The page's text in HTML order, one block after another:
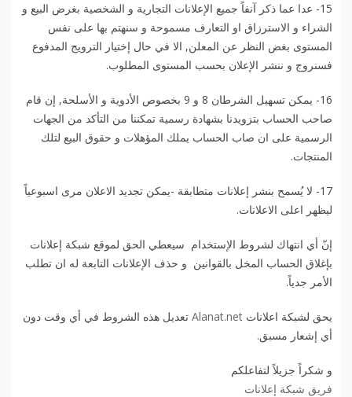
15- عدا عما ذكر آنفاً جميع الإعلانات التجارية و الشخصية بغرض البيع و
الشراء و الاسترزاق او التعارف مسموحة و سنهتم بها على نفس
المستوى بغض النظر عن المعلن, الا في حال إختيار الترويج المدفوع
فسنروج و ننشر الإعلان بحسب المستوى المطلوب.
16- يمكن تسهيل الشرطان 8 و 9 بخصوص الأدوية و الأسلحة, إن قام
صاحب الحساب بتزويدنا بشهادة رسمية تمكننا من التأكد من الجهات
الرسمية على ان صاب الحساب يملك المؤهلات و حقوق البيع لتلك
المنتجات.
17- لا يُسمح بنشر إعلانات متطابقة -يمكن تجديد الاعلان مرى اسبوعياً
ليظهر اعلى الاعلانات.
إنّ أي انتهاك لشروط الإستخدام سيعطي الحق لموقع شبكة إعلانات
بإغلاق الحساب المخل بالقوانين و حذف الإعلانات التابعة له ان تطلب
الأمر جدياً.
يحق لشبكة اعلانات Alanat.net تعديل هذه الشروط في أي وقت دون
أي إشعار مسبق.
و شكراً جزيلاً لتفاعلكم
فريق شبكة إعلانات